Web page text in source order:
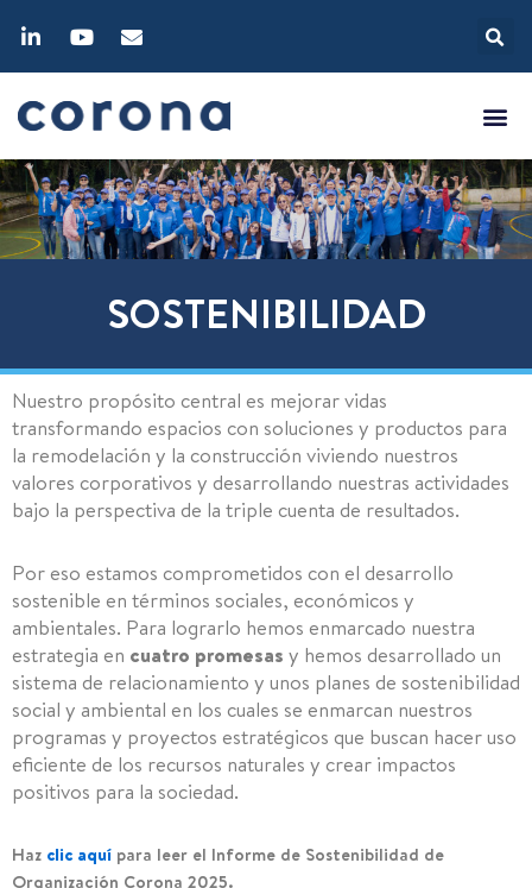
SOSTENIBILIDAD
Nuestro propósito central es mejorar vidas
transformando espacios con soluciones y productos para
la remodelación y la construcción viviendo nuestros
valores corporativos y desarrollando nuestras actividades
bajo la perspectiva de la triple cuenta de resultados.
Por eso estamos comprometidos con el desarrollo
sostenible en términos sociales, económicos y
ambientales. Para lograrlo hemos enmarcado nuestra
estrategia en cuatro promesas y hemos desarrollado un
sistema de relacionamiento y unos planes de sostenibilidad
social y ambiental en los cuales se enmarcan nuestros
programas y proyectos estratégicos que buscan hacer uso
eficiente de los recursos naturales y crear impactos
positivos para la sociedad.
Haz clic aquí para leer el Informe de Sostenibilidad de
Organización Corona 2025.